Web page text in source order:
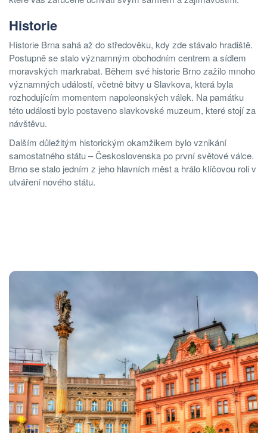
Historie
Historie Brna sahá až do středověku, kdy zde stávalo hradiště.
Postupně se stalo významným obchodním centrem a sídlem
moravských markrabat. Během své historie Brno zažilo mnoho
významných událostí, včetně bitvy u Slavkova, která byla
rozhodujícím momentem napoleonských válek. Na památku
této události bylo postaveno slavkovské muzeum, které stojí za
návštěvu.
Dalším důležitým historickým okamžikem bylo vznikání
samostatného státu – Československa po první světové válce.
Brno se stalo jedním z jeho hlavních měst a hrálo klíčovou roli v
utváření nového státu.